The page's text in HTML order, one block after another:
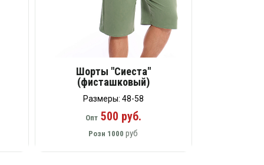
Шорты "Сиеста"
(фисташковый)
Размеры: 48-58
Опт500 руб.
Розн 1000 руб